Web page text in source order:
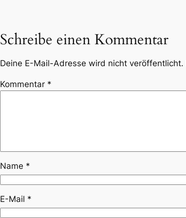
Schreibe einen Kommentar
Deine E-Mail-Adresse wird nicht veröffentlicht.
Kommentar *
Name *
E-Mail *